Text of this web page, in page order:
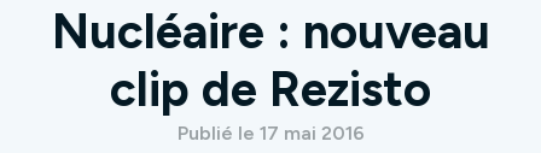
Nucléaire : nouveau
clip de Rezisto
Publié le 17 mai 2016